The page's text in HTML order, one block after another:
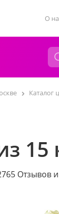
О
Каталог
Отзывов